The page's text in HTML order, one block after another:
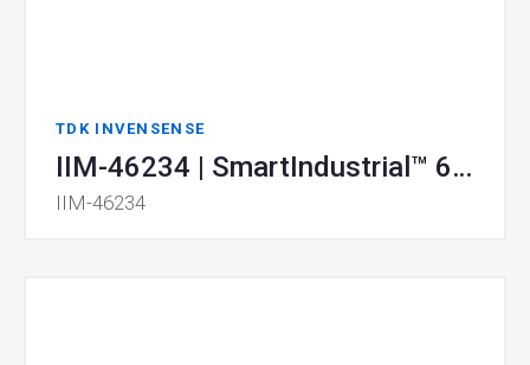
TDK INVENSENSE
IIM-46234 | SmartIndustrial™ 6-Axis MotionTracking® MEMS Device
IIM-46234